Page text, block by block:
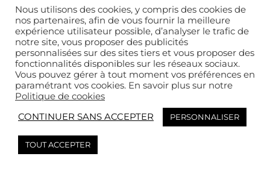
Les occasions pour déguster du champagne
Pour les particuliers
Pour les entreprises
Copyright 2022 © tous droits réservés. Champmarket.
Nous utilisons des cookies, y compris des cookies de
nos partenaires, afin de vous fournir la meilleure
expérience utilisateur possible, d’analyser le trafic de
notre site, vous proposer des publicités
personnalisées sur des sites tiers et vous proposer des
fonctionnalités disponibles sur les réseaux sociaux.
Vous pouvez gérer à tout moment vos préférences en
paramétrant vos cookies. En savoir plus sur notre
Politique de cookies
CONTINUER SANS ACCEPTER
PERSONNALISER
TOUT ACCEPTER